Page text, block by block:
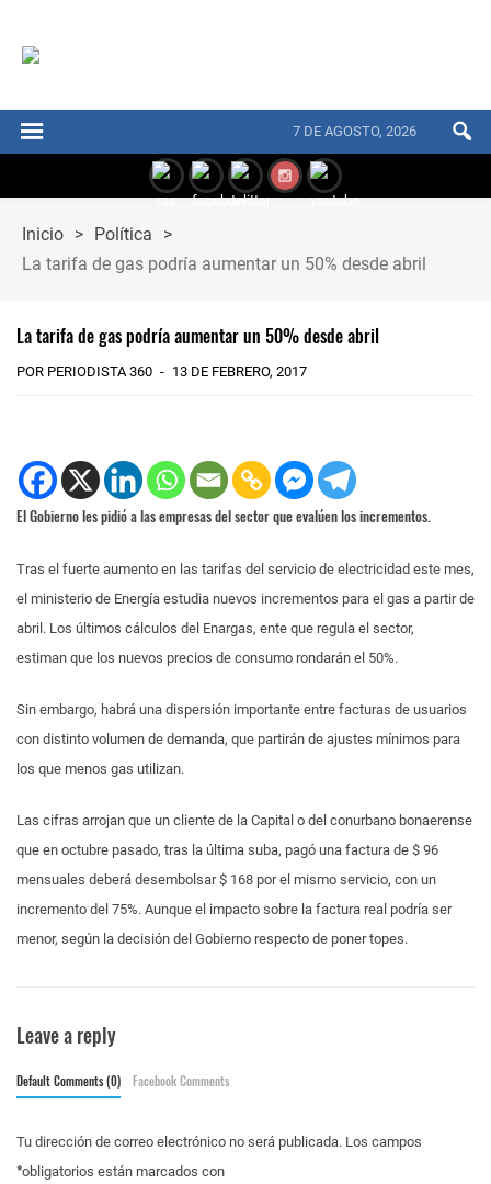
7 DE AGOSTO, 2026
Inicio > Política
>
La tarifa de gas podría aumentar un 50% desde abril
La tarifa de gas podría aumentar un 50% desde abril
POR PERIODISTA 360 13 DE FEBRERO, 2017
El Gobierno les pidió a las empresas del sector que evalúen los incrementos.
Tras el fuerte aumento en las tarifas del servicio de electricidad este mes,
el ministerio de Energía estudia nuevos incrementos para el gas a partir de
abril. Los últimos cálculos del Enargas, ente que regula el sector,
estiman que los nuevos precios de consumo rondarán el 50%.
Sin embargo, habrá una dispersión importante entre facturas de usuarios
con distinto volumen de demanda, que partirán de ajustes mínimos para
los que menos gas utilizan.
Las cifras arrojan que un cliente de la Capital o del conurbano bonaerense
que en octubre pasado, tras la última suba, pagó una factura de $ 96
mensuales deberá desembolsar $ 168 por el mismo servicio, con un
incremento del 75%. Aunque el impacto sobre la factura real podría ser
menor, según la decisión del Gobierno respecto de poner topes.
Leave a reply
Default Comments (0) Facebook Comments
Tu dirección de correo electrónico no será publicada. Los campos
obligatorios están marcados con
*